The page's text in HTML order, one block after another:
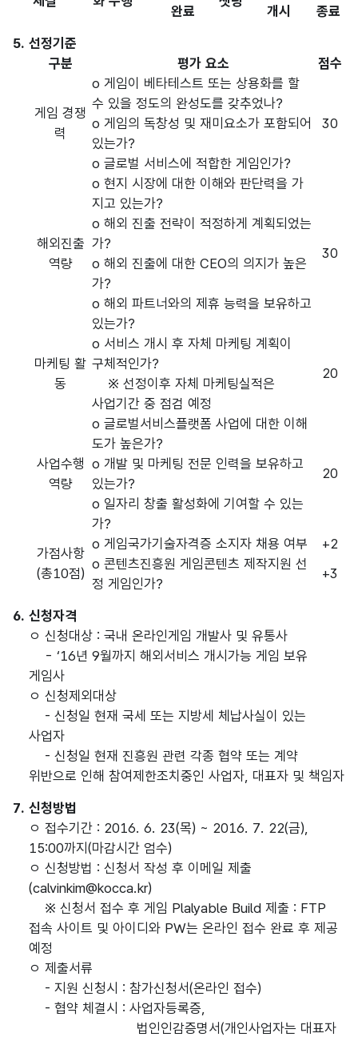
완료 개시
종료
5. 선정기준
구분
평가 요소 점수
게임 경쟁
력
o 게임이 베타테스트 또는 상용화를 할
수 있을 정도의 완성도를 갖추었나?
30
o 게임의 독창성 및 재미요소가 포함되어
있는가?
o 글로벌 서비스에 적합한 게임인가?
해외진출
역량
o 현지 시장에 대한 이해와 판단력을 가
지고 있는가?
30
o 해외 진출 전략이 적정하게 계획되었는
가?
o 해외 진출에 대한 CEO의 의지가 높은
가?
o 해외 파트너와의 제휴 능력을 보유하고
있는가?
마케팅 활
동
o 서비스 개시 후 자체 마케팅 계획이
구체적인가?
※ 선정이후 자체 마케팅실적은
사업기간 중 점검 예정
20
사업수행
역량
o 글로벌서비스플랫폼 사업에 대한 이해
도가 높은가?
20
o 개발 및 마케팅 전문 인력을 보유하고
있는가?
o 일자리 창출 활성화에 기여할 수 있는
가?
가점사항
(총10점)
o 게임국가기술자격증 소지자 채용 여부
+2
o 콘텐츠진흥원 게임콘텐츠 제작지원 선
정 게임인가?
+3
6. 신청자격
ㅇ 신청대상 : 국내 온라인게임 개발사 및 유통사
- ‘16년 9월까지 해외서비스 개시가능 게임 보유
게임사
ㅇ 신청제외대상
- 신청일 현재 국세 또는 지방세 체납사실이 있는
사업자
- 신청일 현재 진흥원 관련 각종 협약 또는 계약
위반으로 인해 참여제한조치중인 사업자, 대표자 및 책임자
7. 신청방법
ㅇ 접수기간 : 2016. 6. 23(목) ~ 2016. 7. 22(금),
15:00까지(마감시간 엄수)
ㅇ 신청방법 : 신청서 작성 후 이메일 제출
(calvinkim@kocca.kr)
※ 신청서 접수 후 게임 Plalyable Build 제출 : FTP
접속 사이트 및 아이디와 PW는 온라인 접수 완료 후 제공
예정
ㅇ 제출서류
- 지원 신청시 : 참가신청서(온라인 접수)
- 협약 체결시 : 사업자등록증,
법인인감증명서(개인사업자는 대표자